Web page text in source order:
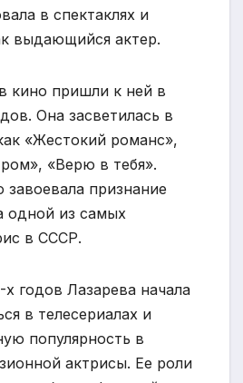
в спектаклях и
выдающийся актер.
кино пришли к ней в
Она засветилась в
«Жестокий романс»,
«Верю в тебя».
завоевала признание
одной из самых
в СССР.
годов Лазарева начала
в телесериалах и
популярность в
актрисы. Ее роли